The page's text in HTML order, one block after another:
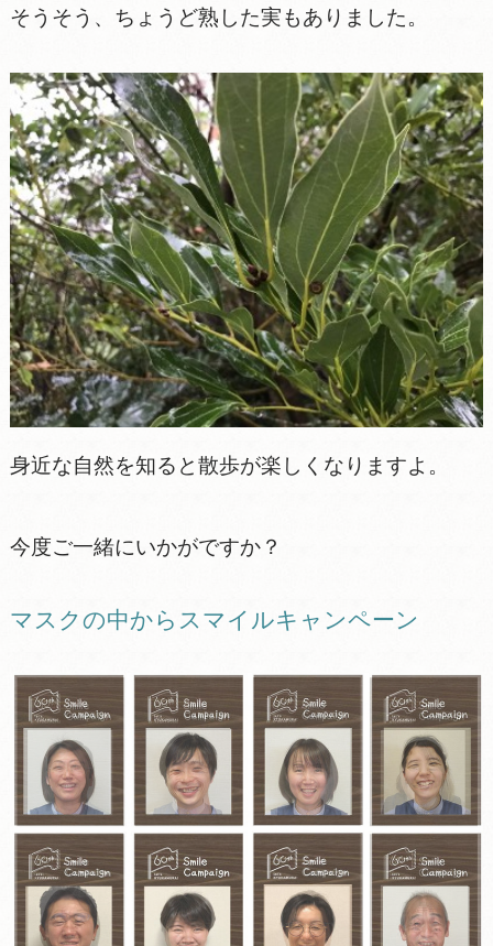
そうそう、ちょうど熟した実もありました。
身近な自然を知ると散歩が楽しくなりますよ。
今度ご一緒にいかがですか？
マスクの中からスマイルキャンペーン